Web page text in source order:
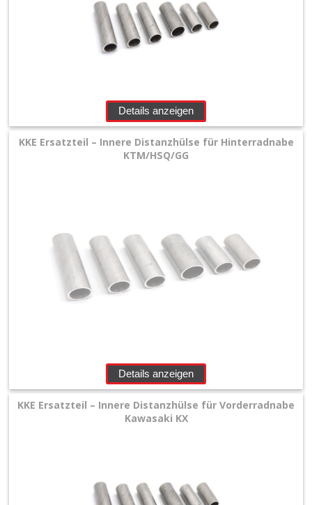
Details anzeigen
KKE Ersatzteil – Innere Distanzhülse für Hinterradnabe
KTM/HSQ/GG
Details anzeigen
KKE Ersatzteil – Innere Distanzhülse für Vorderradnabe
Kawasaki KX